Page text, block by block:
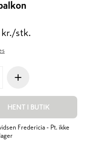
kr./stk.
+
HENT I BUTIK
Fredericia - Pt. ikke